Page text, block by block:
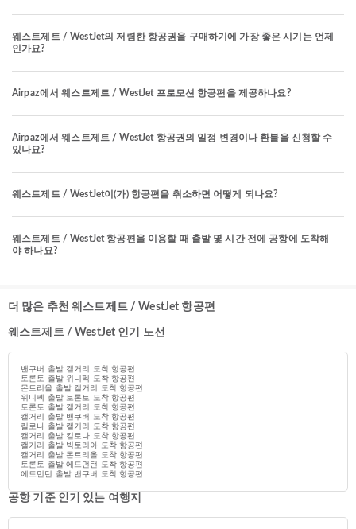
웨스트제트 / WestJet의 저렴한 항공권을 구매하기에 가장 좋은 시기는 언제
인가요?
Airpaz에서 웨스트제트 / WestJet 프로모션 항공편을 제공하나요?
Airpaz에서 웨스트제트 / WestJet 항공권의 일정 변경이나 환불을 신청할 수
있나요?
웨스트제트 / WestJet이(가) 항공편을 취소하면 어떻게 되나요?
웨스트제트 / WestJet 항공편을 이용할 때 출발 몇 시간 전에 공항에 도착해
야 하나요?
더 많은 추천 웨스트제트 / WestJet 항공편
웨스트제트 / WestJet 인기 노선
밴쿠버 출발 캘거리 도착 항공편
토론토 출발 위니펙 도착 항공편
몬트리올 출발 캘거리 도착 항공편
위니펙 출발 토론토 도착 항공편
토론토 출발 캘거리 도착 항공편
캘거리 출발 밴쿠버 도착 항공편
킬로나 출발 캘거리 도착 항공편
캘거리 출발 킬로나 도착 항공편
캘거리 출발 빅토리아 도착 항공편
캘거리 출발 몬트리올 도착 항공편
토론토 출발 에드먼턴 도착 항공편
에드먼턴 출발 밴쿠버 도착 항공편
공항 기준 인기 있는 여행지